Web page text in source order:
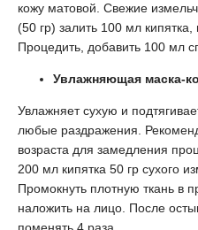
кожу матовой. Свежие
(50 гр) залить 100 мл кипятка,
Процедить, добавить 100 мл
Увлажняющая маска-
Увлажняет сухую и
любые раздражения.
возраста для замедления
200 мл кипятка 50 гр сухого
Промокнуть плотную ткань в
наложить на лицо. После